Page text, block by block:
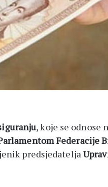
, koje se odnose
Federacije
predsjedatelja